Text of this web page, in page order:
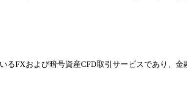
るFXおよび暗号資産CFD取引サービスであり、